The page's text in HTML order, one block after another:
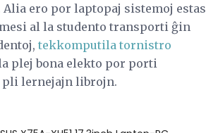
ero por laptopaj sistemoj estas
al la studento transporti ĝin
tekkomputila tornistro
plej bona elekto por porti
lernejajn librojn.